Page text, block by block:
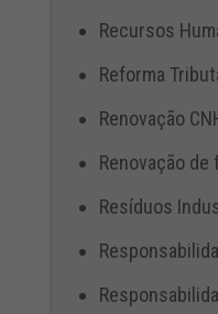
Recursos
Reforma
Renovação
Renovação de
Resíduos